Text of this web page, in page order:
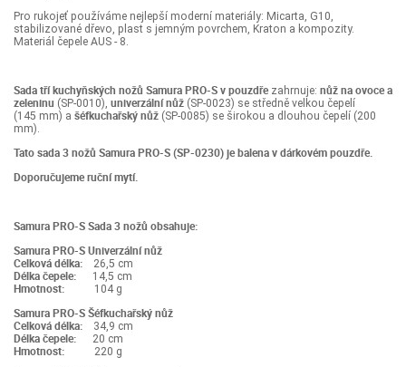
Pro rukojeť používáme nejlepší moderní materiály: Micarta, G10,
stabilizované dřevo, plast s jemným povrchem, Kraton a kompozity.
Materiál čepele AUS - 8.
Sada tří kuchyňských nožů Samura PRO-Sv pouzdřezahrnuje: nůž na ovoce a
zeleninu (SP-0010), univerzální nůž (SP-0023) se středně velkou čepelí
(145 mm) a šéfkuchařský nůž (SP-0085) se širokou a dlouhou čepelí (200
mm).
Tato sada 3 nožů Samura PRO-S (SP-0230) je balena v dárkovém pouzdře.
Doporučujeme ruční mytí.
Samura PRO-S Sada 3 nožů obsahuje:
Samura PRO-S Univerzální nůž
Celková délka: 26,5 cm
Délka čepele: 14,5 cm
Hmotnost: 104 ​g
Samura PRO-S Šéfkuchařský nůž
Celková délka:
34,9 cm
Délka čepele: 20 cm
Hmotnost: 220 ​g